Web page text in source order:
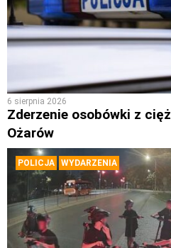
6 sierpnia 2026
Zderzenie osobówki z
Ożarów
POLICJA WYDARZENIA